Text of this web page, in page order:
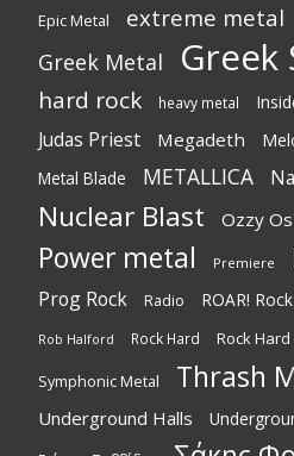
Epic Metal extreme metal
Greek Metal Greek
hard rock heavy metal
Judas Priest Megadeth
Metal Blade METALLICA
Nuclear Blast Ozzy
Power metal Premiere
Prog Rock Radio ROAR!
Rob Halford Rock Hard Rock Hard
Symphonic Metal Thrash
Underground Halls